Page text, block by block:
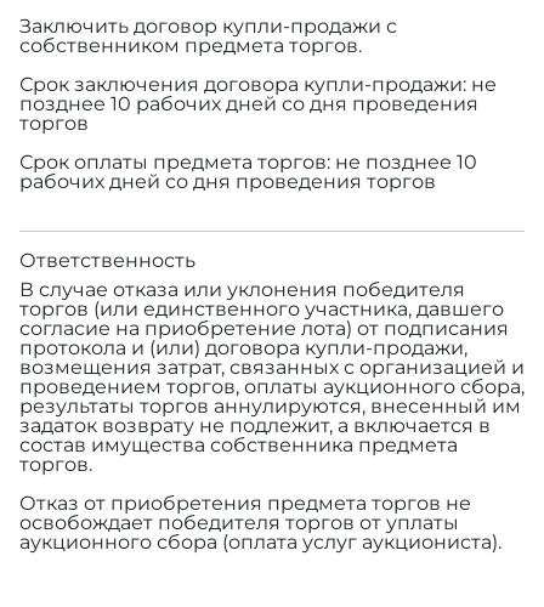
Заключить договор купли-продажи с
собственником предмета торгов.
Срок заключения договора купли-продажи: не
позднее 10 рабочих дней со дня проведения
торгов
Срок оплаты предмета торгов: не позднее 10
рабочих дней со дня проведения торгов
Ответственность
В случае отказа или уклонения победителя
торгов (или единственного участника, давшего
согласие на приобретение лота) от подписания
протокола и (или) договора купли-продажи,
возмещения затрат, связанных с организацией и
проведением торгов, оплаты аукционного сбора,
результаты торгов аннулируются, внесенный им
задаток возврату не подлежит, а включается в
состав имущества собственника предмета
торгов.
Отказ от приобретения предмета торгов не
освобождает победителя торгов от уплаты
аукционного сбора (оплата услуг аукциониста).